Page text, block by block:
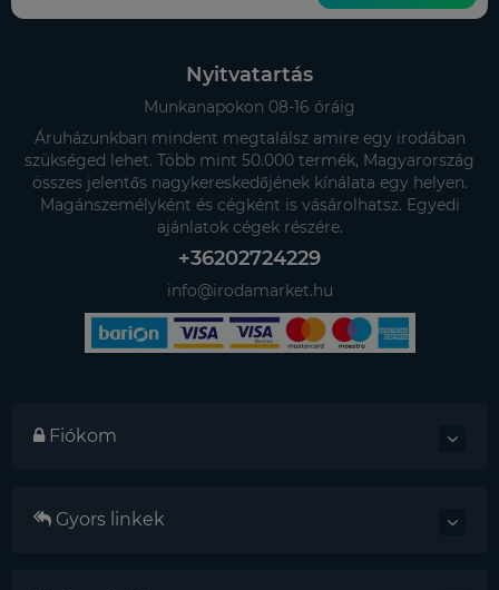
Nyitvatartás
Munkanapokon 08-16 óráig
Áruházunkban mindent megtalálsz amire egy irodában
szükséged lehet. Több mint 50.000 termék, Magyarország
összes jelentős nagykereskedőjének kínálata egy helyen.
Magánszemélyként és cégként is vásárolhatsz. Egyedi
ajánlatok cégek részére.
+36202724229
info@irodamarket.hu
Fiókom
Gyors linkek